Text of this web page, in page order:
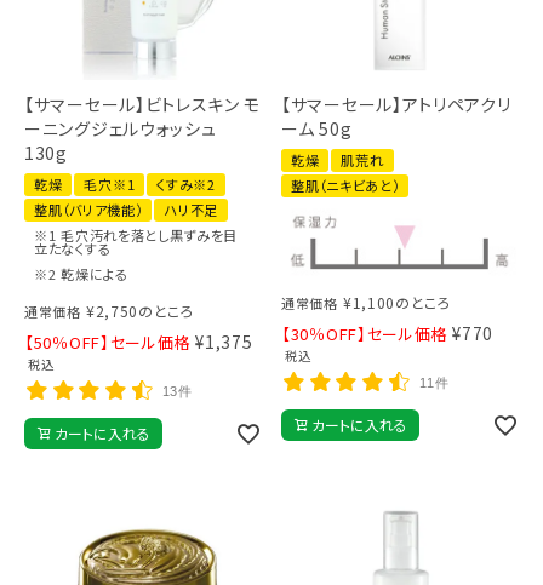
【サマーセール】ビトレスキン モ
ーニングジェルウォッシュ
130g
乾燥 毛穴※1
くすみ※2
整肌（バリア機能）
ハリ不足
※1 毛穴汚れを落とし黒ずみを目
立たなくする
※2 乾燥による
通常価格 ¥2,750のところ
【50％OFF】セール価格 ¥1,375
税込
13件
カートに入れる
【サマーセール】アトリペアクリ
ーム 50g
乾燥
肌荒れ
整肌（ニキビあと）
通常価格 ¥1,100のところ
【30％OFF】セール価格 ¥770
税込
11件
カートに入れる